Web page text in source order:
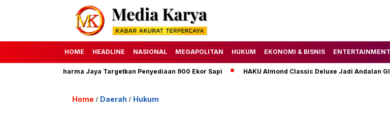
HOME HEADLINE NASIONAL MEGAPOLITAN HUKUM EKONOMI & BISNIS ENTERTAINMENT
Dharma Jaya Targetkan Penyediaan 900 Ekor Sapi HAKU Almond Classic Deluxe Jadi Andalan Glico
Home / Daerah / Hukum